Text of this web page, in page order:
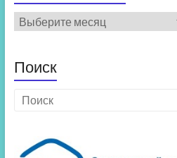
Архив
новостей
Поиск